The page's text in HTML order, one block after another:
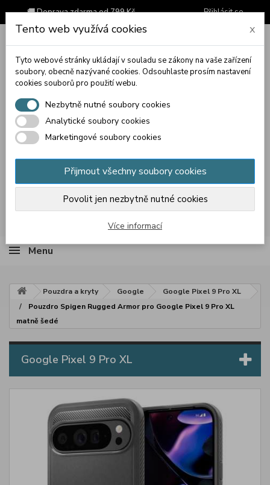
🚚 Doprava zdarma od 799 Kč Přihlásit se
Košík (prázdný)
Menu
Pouzdra a kryty Google
Google Pixel 9 Pro XL
Pouzdro Spigen Rugged Armor pro Google Pixel 9 Pro XL
matně šedé
Google Pixel 9 Pro XL
Tento web využívá cookies x
Tyto webové stránky ukládají v souladu se zákony na vaše zařízení
soubory, obecně nazývané cookies. Odsouhlaste prosím nastavení
cookies souborů pro použití webu.
Nezbytně nutné soubory cookies
Analytické soubory cookies
Marketingové soubory cookies
Přijmout všechny soubory cookies
Povolit jen nezbytně nutné cookies
Více informací